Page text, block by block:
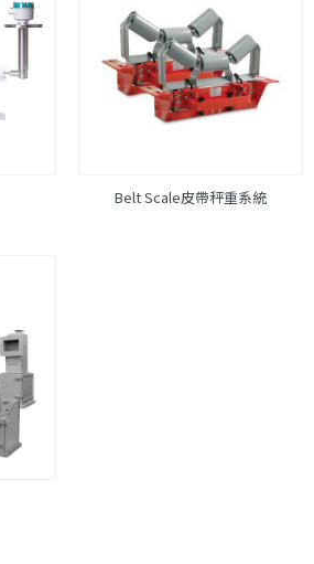
Belt Scale皮帶秤重系統